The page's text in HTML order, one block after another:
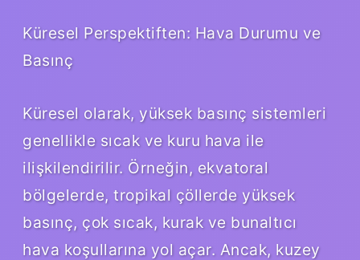
Küresel Perspektiften: Hava Durumu ve
Basınç
Küresel olarak, yüksek basınç sistemleri
genellikle sıcak ve kuru hava ile
ilişkilendirilir. Örneğin, ekvatoral
bölgelerde, tropikal çöllerde yüksek
basınç, çok sıcak, kurak ve bunaltıcı
hava koşullarına yol açar. Ancak, kuzey